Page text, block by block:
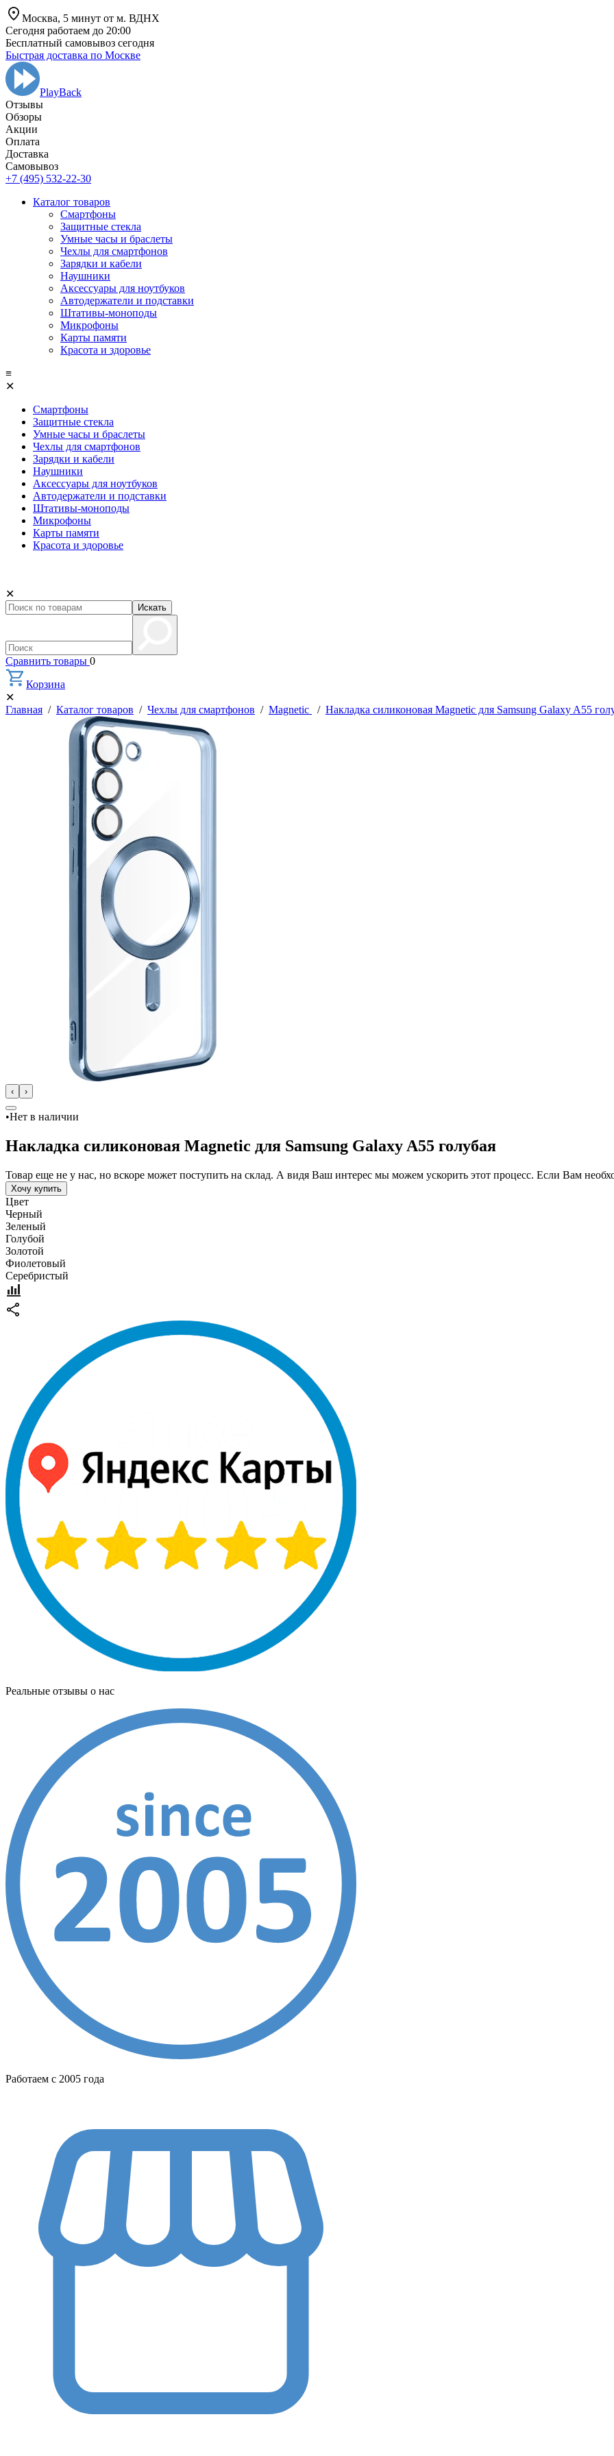
Москва, 5 минут от м. ВДНХ
Сегодня работаем до 20:00
Бесплатный самовывоз сегодня
Быстрая доставка по Москве
PlayBack
Отзывы
Обзоры
Aкции
Оплата
Доставка
Самовывоз
+7 (495) 532-22-30
Каталог товаров
Смартфоны
Защитные стекла
Умные часы и браслеты
Чехлы для смартфонов
Зарядки и кабели
Наушники
Аксессуары для ноутбуков
Автодержатели и подставки
Штативы-моноподы
Микрофоны
Карты памяти
Красота и здоровье
≡
✕
Смартфоны
Защитные стекла
Умные часы и браслеты
Чехлы для смартфонов
Зарядки и кабели
Наушники
Аксессуары для ноутбуков
Автодержатели и подставки
Штативы-моноподы
Микрофоны
Карты памяти
Красота и здоровье
✕
Искать
Сравнить товары 0
Корзина
✕
Главная / Каталог товаров / Чехлы для смартфонов / Magnetic / Накладка силиконовая Magnetic для Samsung Galaxy A55
‹ ›
•Нет в наличии
Накладка силиконовая Magnetic для Samsung Galaxy A55 голубая
Товар еще не у нас, но вскоре может поступить на склад. А видя Ваш интерес мы можем ускорить этот процесс. Если Вам
Хочу купить
Цвет
Черный
Зеленый
Голубой
Золотой
Фиолетовый
Серебристый
Реальные отзывы о нас
Работаем с 2005 года